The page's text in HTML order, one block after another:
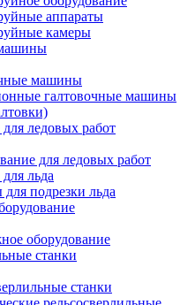
аппараты
камеры
машины
галтовочные машины
ледовых работ
для ледовых работ
льда
подрезки льда
оборудование
станки
станки